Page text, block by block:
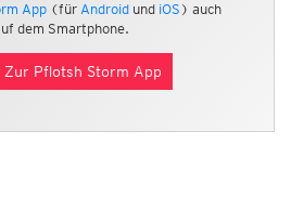
App (für Android und iOS ) auch
dem Smartphone.
Zur Pflotsh Storm App